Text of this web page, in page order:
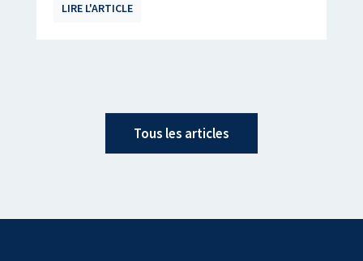
LIRE L'ARTICLE
Tous les articles